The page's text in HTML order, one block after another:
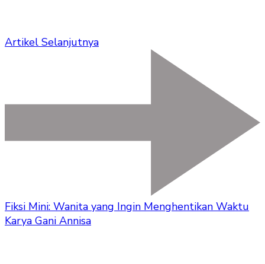
Artikel Selanjutnya
Fiksi Mini: Wanita yang Ingin Menghentikan Waktu
Karya Gani Annisa